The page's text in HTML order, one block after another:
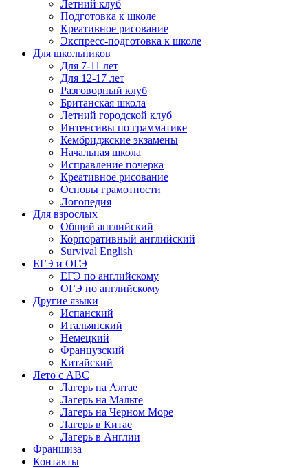
Летний клуб
Подготовка к школе
Креативное рисование
Экспресс-подготовка к школе
Для школьников
Для 7-11 лет
Для 12-17 лет
Разговорный клуб
Британская школа
Летний городской клуб
Интенсивы по грамматике
Кембриджские экзамены
Начальная школа
Исправление почерка
Креативное рисование
Основы грамотности
Логопедия
Для взрослых
Общий английский
Корпоративный английский
Survival English
ЕГЭ и ОГЭ
ЕГЭ по английскому
ОГЭ по английскому
Другие языки
Испанский
Итальянский
Немецкий
Французский
Китайский
Лето с ABC
Лагерь на Алтае
Лагерь на Мальте
Лагерь на Черном Море
Лагерь в Китае
Лагерь в Англии
Франшиза
Контакты